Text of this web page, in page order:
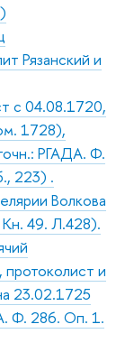
Рязанский и
с 04.08.1720,
1728),
РГАДА. Ф.
223) .
Волкова
49. Л.428).
и
23.02.1725
Ф. 286. Оп. 1.